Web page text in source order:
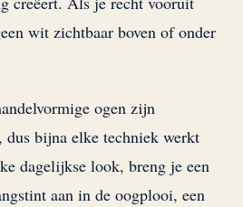
wit zichtbaar boven of onder
ogen zijn
bijna elke techniek werkt
dagelijkse look, breng je een
aan in de oogplooi, een